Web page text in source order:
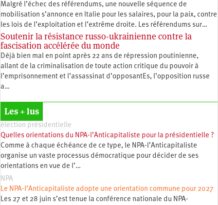
Malgré l’échec des référendums, une nouvelle séquence de
mobilisation s’annonce en Italie pour les salaires, pour la paix, contre
les lois de l’exploitation et l’extrême droite. Les référendums sur…
Soutenir la résistance russo-ukrainienne contre la
fascisation accélérée du monde
Déjà bien mal en point après 22 ans de répression poutinienne,
allant de la criminalisation de toute action critique du pouvoir à
l’emprisonnement et l’assassinat d’opposantEs, l’opposition russe
a…
Les + lus
élection présidentielle
Quelles orientations du NPA-l’Anticapitaliste pour la présidentielle ?
Comme à chaque échéance de ce type, le NPA-l’Anticapitaliste
organise un vaste processus démocratique pour décider de ses
orientations en vue de l’…
NPA
Le NPA-l’Anticapitaliste adopte une orientation commune pour 2027
Les 27 et 28 juin s’est tenue la conférence nationale du NPA-